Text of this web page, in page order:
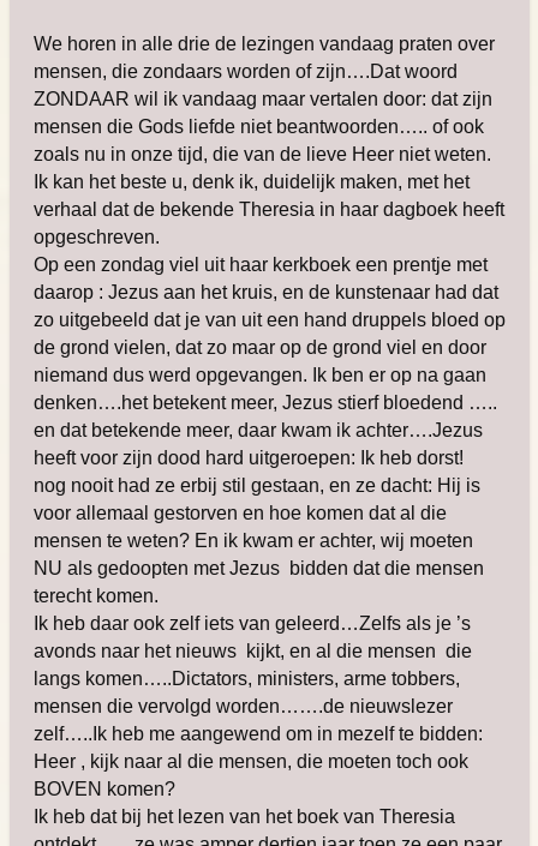
We horen in alle drie de lezingen vandaag praten over
mensen, die zondaars worden of zijn….Dat woord
ZONDAAR wil ik vandaag maar vertalen door: dat zijn
mensen die Gods liefde niet beantwoorden….. of ook
zoals nu in onze tijd, die van de lieve Heer niet weten.
Ik kan het beste u, denk ik, duidelijk maken, met het
verhaal dat de bekende Theresia in haar dagboek heeft
opgeschreven.
Op een zondag viel uit haar kerkboek een prentje met
daarop : Jezus aan het kruis, en de kunstenaar had dat
zo uitgebeeld dat je van uit een hand druppels bloed op
de grond vielen, dat zo maar op de grond viel en door
niemand dus werd opgevangen. Ik ben er op na gaan
denken….het betekent meer, Jezus stierf bloedend …..
en dat betekende meer, daar kwam ik achter….Jezus
heeft voor zijn dood hard uitgeroepen: Ik heb dorst!
nog nooit had ze erbij stil gestaan, en ze dacht: Hij is
voor allemaal gestorven en hoe komen dat al die
mensen te weten? En ik kwam er achter, wij moeten
NU als gedoopten met Jezus bidden dat die mensen
terecht komen.
Ik heb daar ook zelf iets van geleerd…Zelfs als je ’s
avonds naar het nieuws kijkt, en al die mensen die
langs komen…..Dictators, ministers, arme tobbers,
mensen die vervolgd worden…….de nieuwslezer
zelf…..Ik heb me aangewend om in mezelf te bidden:
Heer , kijk naar al die mensen, die moeten toch ook
BOVEN komen?
Ik heb dat bij het lezen van het boek van Theresia